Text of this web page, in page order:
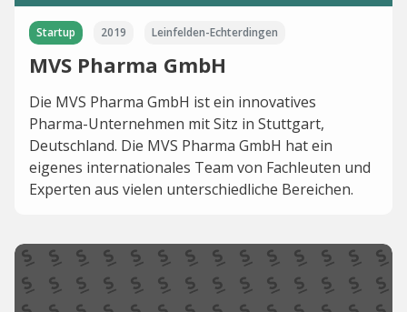
Startup 2019 Leinfelden-Echterdingen
MVS Pharma GmbH
Die MVS Pharma GmbH ist ein innovatives
Pharma-Unternehmen mit Sitz in Stuttgart,
Deutschland. Die MVS Pharma GmbH hat ein
eigenes internationales Team von Fachleuten und
Experten aus vielen unterschiedliche Bereichen.